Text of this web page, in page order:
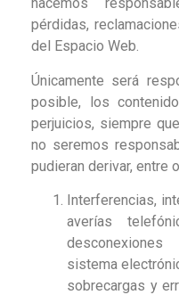
pérdidas,
del Espacio Web.
Únicamente será
posible, los
perjuicios, siempre
no seremos
pudieran derivar, entre
Interferencias,
averías
sistema
sobrecargas y